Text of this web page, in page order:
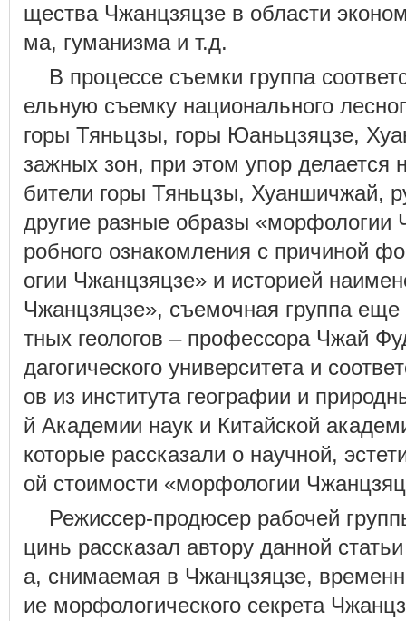
щества Чжанцзяцзе в области
ма, гуманизма и т.д.
В процессе съемки группа
ельную съемку национального
горы Тяньцзы, горы Юаньцзяцзе,
зажных зон, при этом упор делается
бители горы Тяньцзы, Хуаншичжай,
другие разные образы «морфологии
робного ознакомления с причиной
огии Чжанцзяцзе» и историей
Чжанцзяцзе», съемочная группа
тных геологов – профессора Чжай
дагогического университета и
ов из института географии и
й Академии наук и Китайской
которые рассказали о научной,
ой стоимости «морфологии
Режиссер-продюсер рабочей
цинь рассказал автору данной
а, снимаемая в Чжанцзяцзе,
ие морфологического секрета